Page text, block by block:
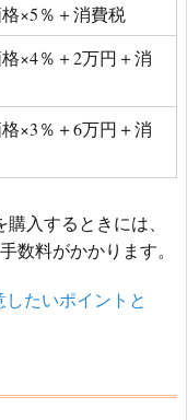
×5％＋消費税
×4％＋2万円＋消
×3％＋6万円＋消
入するときには、
数料がかかります。
たいポイントと